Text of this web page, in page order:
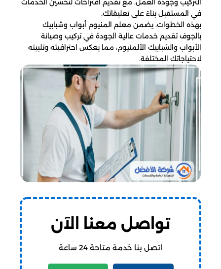
التركيب وجودة العمل. مع تقديم اقتراحات لتحسين الخدمات
في المستقبل بناءً على تعليقاتك.
بهذه الخطوات، يضمن معلم المنيوم أبواب وشبابيك
بالجوف تقديم خدمات عالية الجودة في تركيب وصيانة
الأبواب والشبابيك الألمنيوم، مما يعكس احترافيته وتلبيته
لاحتياجاتك المختلفة.
تواصل معنا الآن
اتصل بنا خدمة متاحة 24 ساعة